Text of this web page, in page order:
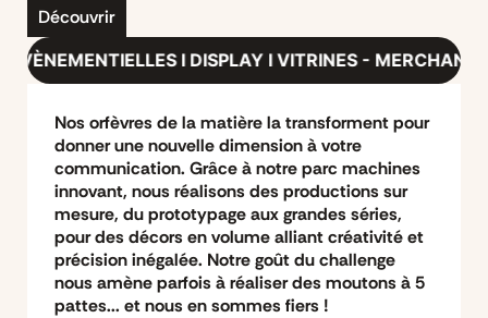
Découvrir
DISPLAY I VITRINES - MERCHANDISING LUXE &
Nos orfèvres de la matière la transforment pour
donner une nouvelle dimension à votre
communication. Grâce à notre parc machines
innovant, nous réalisons des productions sur
mesure, du prototypage aux grandes séries,
pour des décors en volume alliant créativité et
précision inégalée. Notre goût du challenge
nous amène parfois à réaliser des moutons à 5
pattes... et nous en sommes fiers !